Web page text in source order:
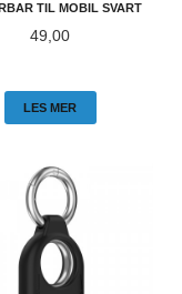
TIL MOBIL SVART
Pris
49,00
LES MER